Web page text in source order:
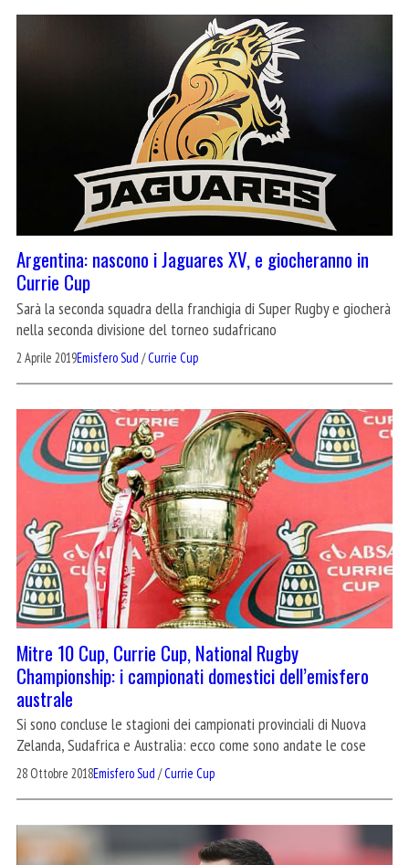
Argentina: nascono i Jaguares XV, e giocheranno in
Currie Cup
Sarà la seconda squadra della franchigia di Super Rugby e giocherà
nella seconda divisione del torneo sudafricano
2 Aprile 2019Emisfero Sud /Currie Cup
Mitre 10 Cup, Currie Cup, National Rugby
Championship: i campionati domestici dell’emisfero
australe
Si sono concluse le stagioni dei campionati provinciali di Nuova
Zelanda, Sudafrica e Australia: ecco come sono andate le cose
28 Ottobre 2018Emisfero Sud /Currie Cup